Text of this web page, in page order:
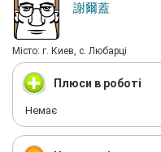
謝爾蓋
Мiсто: г. Киев, с. Любарці
Плюси в роботі
Немає